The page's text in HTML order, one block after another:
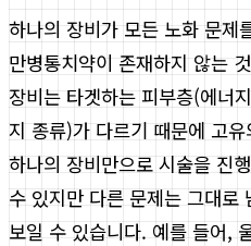
하나의 장비가 모든 노화 문제
만병통치약이 존재하지 않는
장비는 타겟하는 피부층(에너
지 종류)가 다르기 때문에 고
하나의 장비만으로 시술을 진
수 있지만 다른 문제는 그대로
보일 수 있습니다. 예를 들어,